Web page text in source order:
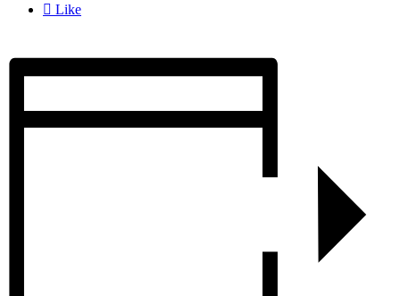
 Like